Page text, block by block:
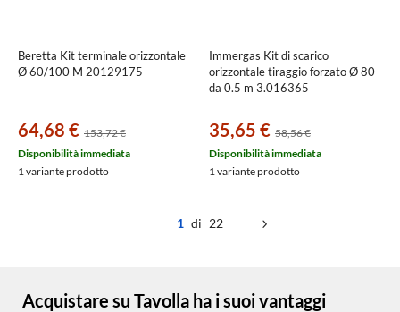
Beretta Kit terminale orizzontale
Ø 60/100 M 20129175
64,68 € 153,72 €
Disponibilità immediata
1 variante prodotto
Immergas Kit di scarico
orizzontale tiraggio forzato Ø 80
da 0.5 m 3.016365
35,65 € 58,56 €
Disponibilità immediata
1 variante prodotto
1 di 22
Acquistare su Tavolla ha i suoi vantaggi